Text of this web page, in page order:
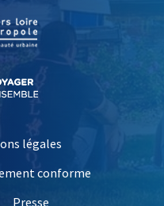
, Ouvre une nouvelle
légales
conforme
Presse